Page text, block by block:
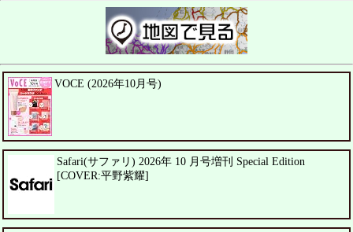
VOCE (2026年10月号)
Safari(サファリ) 2026年 10 月号増刊 Special Edition
[COVER:平野紫耀]